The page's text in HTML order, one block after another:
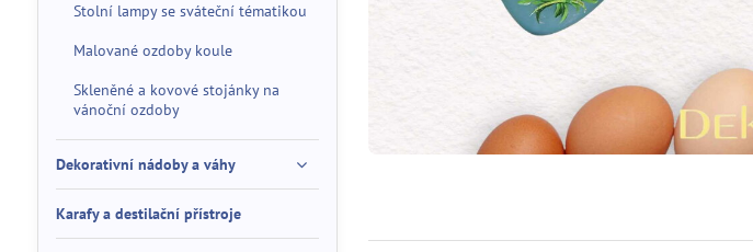
Stolní lampy se sváteční tématikou
Malované ozdoby koule
Skleněné a kovové stojánky na
vánoční ozdoby
Dekorativní nádoby a váhy
Karafy a destilační přístroje